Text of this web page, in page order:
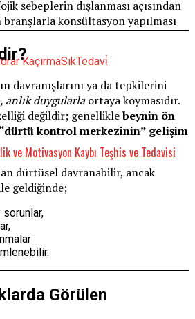
sebeplerin dışlanması açısından
konsültasyon yapılması
KaçırmaSıkTedavi̇
ve Motivasyon Kaybı Teşhis ve Tedavisi
davranışlarını ya da tepkilerini
anlık duygularlaortaya koymasıdır.
değildir; genelliklebeynin ön
kontrol merkezinin” gelişim
dürtüsel davranabilir, ancak
geldiğinde;
Görülen